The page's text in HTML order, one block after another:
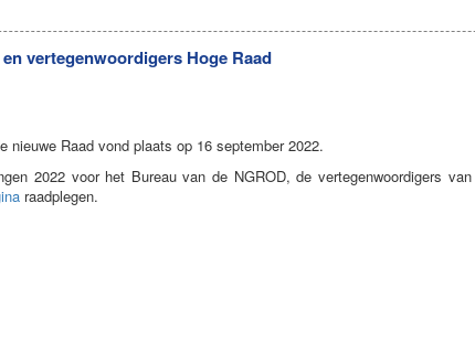
vertegenwoordigers Hoge Raad
nieuwe Raad vond plaats op 16 september 2022.
2022 voor het Bureau van de NGROD, de vertegenwoordigers
raadplegen.